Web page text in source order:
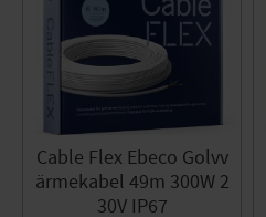
Cable Flex Ebeco Golvv
ärmekabel 49m 300W 2
30V IP67